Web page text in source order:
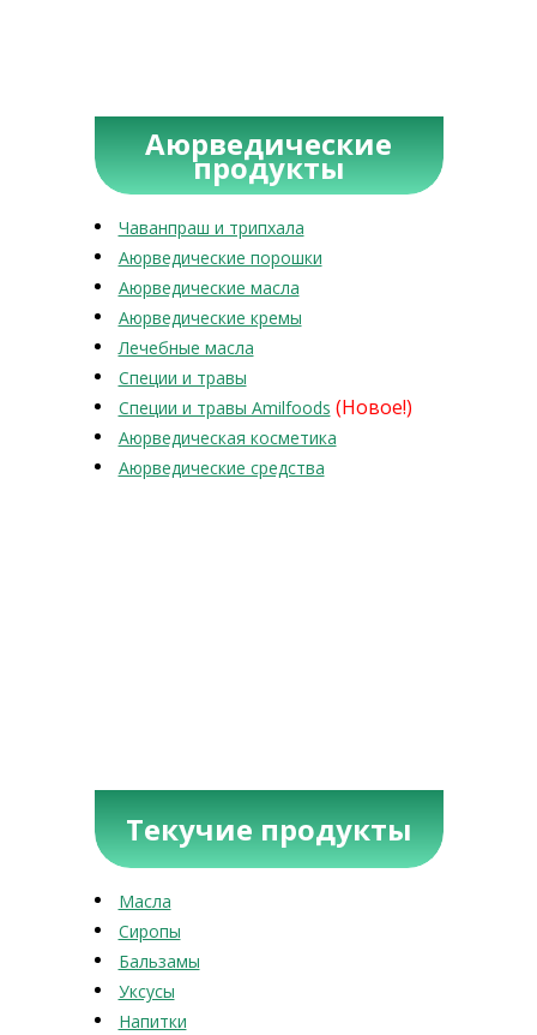
Аюрведические
продукты
Чаванпраш и трипхала
Аюрведические порошки
Аюрведические масла
Аюрведические кремы
Лечебные масла
Специи и травы
Специи и травы Amilfoods (Новое!)
Аюрведическая косметика
Аюрведические средства
Текучие продукты
Масла
Сиропы
Бальзамы
Уксусы
Напитки